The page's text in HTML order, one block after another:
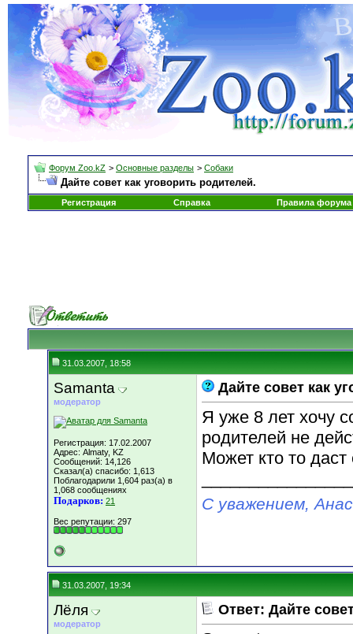
Форум Zoo.kZ > Основные разделы > Собаки
Дайте совет как уговорить родителей.
Регистрация Справка Правила форума
31.03.2007, 18:58
Samanta
модератор
Регистрация: 17.02.2007
Адрес: Almaty, KZ
Сообщений: 14,126
Сказал(а) спасибо: 1,613
Поблагодарили 1,604 раз(а) в
1,068 сообщениях
Подарков: 21
Вес репутации: 297
Дайте совет как
Я уже 8 лет хочу
родителей не
Может кто то даст
С уважением,
31.03.2007, 19:34
Лёля
модератор
Ответ: Дайте